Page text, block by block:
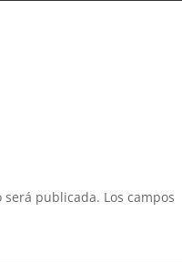
será publicada. Los campos